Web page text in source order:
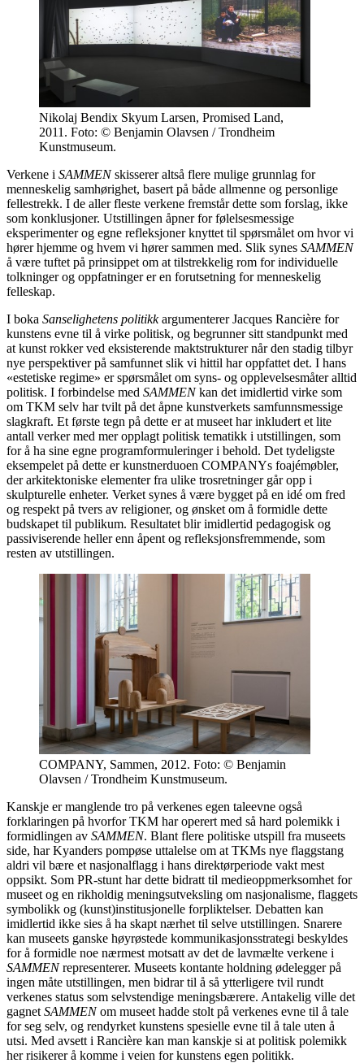
Nikolaj Bendix Skyum Larsen, Promised Land,
2011. Foto: © Benjamin Olavsen / Trondheim
Kunstmuseum.
Verkene i SAMMENskisserer altså flere mulige grunnlag for
menneskelig samhørighet, basert på både allmenne og personlige
fellestrekk. I de aller fleste verkene fremstår dette som forslag, ikke
som konklusjoner. Utstillingen åpner for følelsesmessige
eksperimenter og egne refleksjoner knyttet til spørsmålet om hvor vi
hører hjemme og hvem vi hører sammen med. Slik synes SAMMEN
å være tuftet på prinsippet om at tilstrekkelig rom for individuelle
tolkninger og oppfatninger er en forutsetning for menneskelig
felleskap.
I boka Sanselighetens politikkargumenterer Jacques Rancière for
kunstens evne til å virke politisk, og begrunner sitt standpunkt med
at kunst rokker ved eksisterende maktstrukturer når den stadig tilbyr
nye perspektiver på samfunnet slik vi hittil har oppfattet det. I hans
«estetiske regime» er spørsmålet om syns- og opplevelsesmåter alltid
politisk. I forbindelse med SAMMENkan det imidlertid virke som
om TKM selv har tvilt på det åpne kunstverkets samfunnsmessige
slagkraft. Et første tegn på dette er at museet har inkludert et lite
antall verker med mer opplagt politisk tematikk i utstillingen, som
for å ha sine egne programformuleringer i behold. Det tydeligste
eksempelet på dette er kunstnerduoen COMPANYs foajémøbler,
der arkitektoniske elementer fra ulike trosretninger går opp i
skulpturelle enheter. Verket synes å være bygget på en idé om fred
og respekt på tvers av religioner, og ønsket om å formidle dette
budskapet til publikum. Resultatet blir imidlertid pedagogisk og
passiviserende heller enn åpent og refleksjonsfremmende, som
resten av utstillingen.
COMPANY, Sammen, 2012. Foto: © Benjamin
Olavsen / Trondheim Kunstmuseum.
Kanskje er manglende tro på verkenes egen taleevne også
forklaringen på hvorfor TKM har operert med så hard polemikk i
formidlingen av SAMMEN. Blant flere politiske utspill fra museets
side, har Kyanders pompøse uttalelse om at TKMs nye flaggstang
aldri vil bære et nasjonalflagg i hans direktørperiode vakt mest
oppsikt. Som PR-stunt har dette bidratt til medieoppmerksomhet for
museet og en rikholdig meningsutveksling om nasjonalisme, flaggets
symbolikk og (kunst)institusjonelle forpliktelser. Debatten kan
imidlertid ikke sies å ha skapt nærhet til selve utstillingen. Snarere
kan museets ganske høyrøstede kommunikasjonsstrategi beskyldes
for å formidle noe nærmest motsatt av det de lavmælte verkene i
SAMMENrepresenterer. Museets kontante holdning ødelegger på
ingen måte utstillingen, men bidrar til å så ytterligere tvil rundt
verkenes status som selvstendige meningsbærere. Antakelig ville det
gagnet SAMMENom museet hadde stolt på verkenes evne til å tale
for seg selv, og rendyrket kunstens spesielle evne til å tale uten å
utsi. Med avsett i Rancière kan man kanskje si at politisk polemikk
her risikerer å komme i veien for kunstens egen politikk.